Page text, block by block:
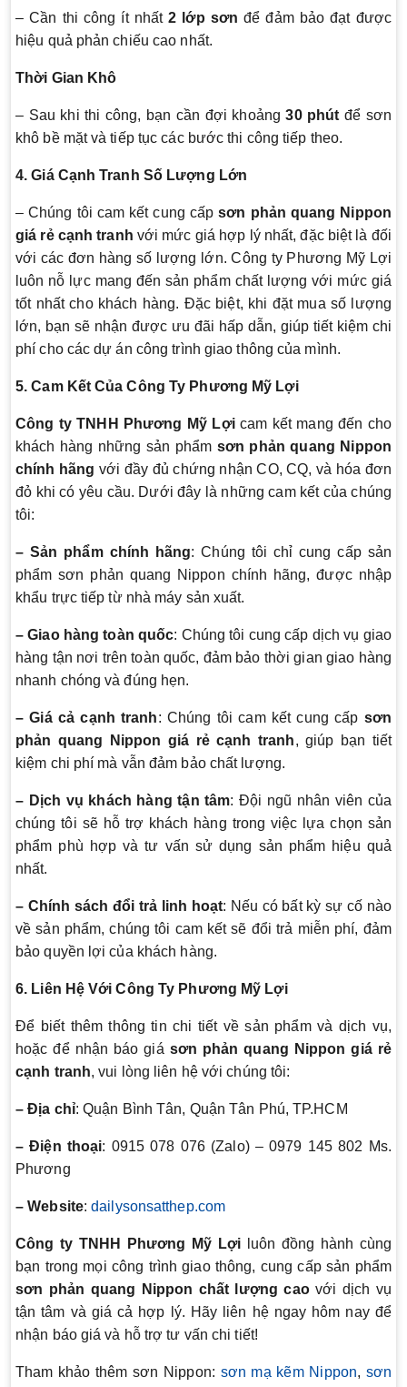
– Cần thi công ít nhất2 lớp sơn để đảm bảo đạt được
hiệu quả phản chiếu cao nhất.
Thời Gian Khô
– Sau khi thi công, bạn cần đợi khoảng30 phút để sơn
khô bề mặt và tiếp tục các bước thi công tiếp theo.
4. Giá Cạnh Tranh Số Lượng Lớn
– Chúng tôi cam kết cung cấpsơn phản quang Nippon
giá rẻ cạnh tranh với mức giá hợp lý nhất, đặc biệt là đối
với các đơn hàng số lượng lớn. Công ty Phương Mỹ Lợi
luôn nỗ lực mang đến sản phẩm chất lượng với mức giá
tốt nhất cho khách hàng. Đặc biệt, khi đặt mua số lượng
lớn, bạn sẽ nhận được ưu đãi hấp dẫn, giúp tiết kiệm chi
phí cho các dự án công trình giao thông của mình.
5. Cam Kết Của Công Ty Phương Mỹ Lợi
Công ty TNHH Phương Mỹ Lợicam kết mang đến cho
khách hàng những sản phẩm sơn phản quang Nippon
chính hãng với đầy đủ chứng nhận CO, CQ, và hóa đơn
đỏ khi có yêu cầu. Dưới đây là những cam kết của chúng
tôi:
– Sản phẩm chính hãng: Chúng tôi chỉ cung cấp sản
phẩm sơn phản quang Nippon chính hãng, được nhập
khẩu trực tiếp từ nhà máy sản xuất.
– Giao hàng toàn quốc: Chúng tôi cung cấp dịch vụ giao
hàng tận nơi trên toàn quốc, đảm bảo thời gian giao hàng
nhanh chóng và đúng hẹn.
– Giá cả cạnh tranh: Chúng tôi cam kết cung cấp sơn
phản quang Nippon giá rẻ cạnh tranh, giúp bạn tiết
kiệm chi phí mà vẫn đảm bảo chất lượng.
– Dịch vụ khách hàng tận tâm: Đội ngũ nhân viên của
chúng tôi sẽ hỗ trợ khách hàng trong việc lựa chọn sản
phẩm phù hợp và tư vấn sử dụng sản phẩm hiệu quả
nhất.
– Chính sách đổi trả linh hoạt: Nếu có bất kỳ sự cố nào
về sản phẩm, chúng tôi cam kết sẽ đổi trả miễn phí, đảm
bảo quyền lợi của khách hàng.
6. Liên Hệ Với Công Ty Phương Mỹ Lợi
Để biết thêm thông tin chi tiết về sản phẩm và dịch vụ,
hoặc để nhận báo giá sơn phản quang Nippon giá rẻ
cạnh tranh, vui lòng liên hệ với chúng tôi:
– Địa chỉ: Quận Bình Tân, Quận Tân Phú, TP.HCM
– Điện thoại: 0915 078 076 (Zalo) – 0979 145 802 Ms.
Phương
– Website: dailysonsatthep.com
Công ty TNHH Phương Mỹ Lợi luôn đồng hành cùng
bạn trong mọi công trình giao thông, cung cấp sản phẩm
sơn phản quang Nippon chất lượng caovới dịch vụ
tận tâm và giá cả hợp lý. Hãy liên hệ ngay hôm nay để
nhận báo giá và hỗ trợ tư vấn chi tiết!
Tham khảo thêm sơn Nippon: sơn mạ kẽm Nippon, sơn